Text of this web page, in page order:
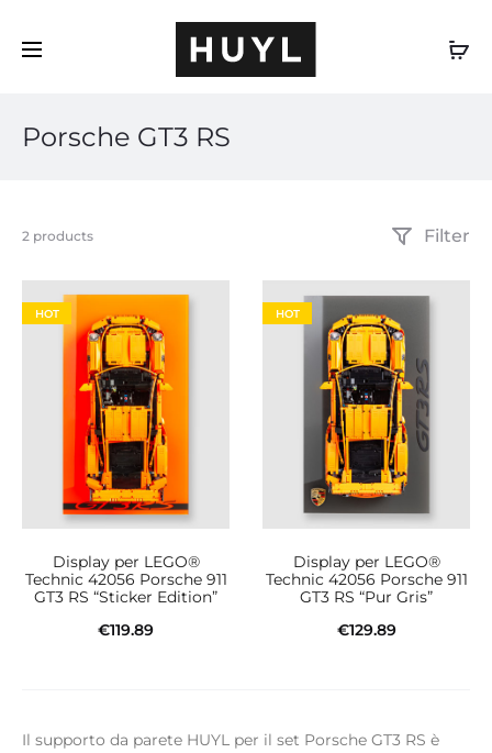
Porsche GT3 RS
2 productsVisualizzazione
2
risultati
Popolarità
Filter
HOT
Display per LEGO®
Technic 42056 Porsche 911
GT3 RS “Sticker Edition”
€119.89
HOT
Display per LEGO®
Technic 42056 Porsche 911
GT3 RS “Pur Gris”
€129.89
Il supporto da parete HUYL per il set Porsche GT3 RS è